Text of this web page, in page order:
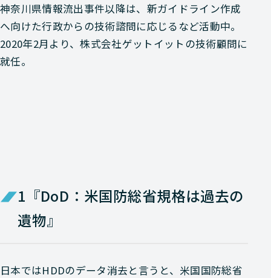
神奈川県情報流出事件以降は、新ガイドライン作成
へ向けた行政からの技術諮問に応じるなど活動中。
2020年2月より、株式会社ゲットイットの技術顧問に
就任。
1『DoD：米国防総省規格は過去の
遺物』
日本ではHDDのデータ消去と言うと、米国国防総省